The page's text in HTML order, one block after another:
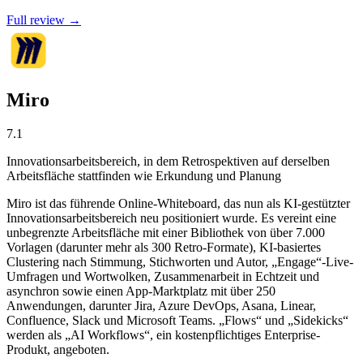
Full review →
Miro
7.1
Innovationsarbeitsbereich, in dem Retrospektiven auf derselben
Arbeitsfläche stattfinden wie Erkundung und Planung
Miro ist das führende Online-Whiteboard, das nun als KI-gestützter
Innovationsarbeitsbereich neu positioniert wurde. Es vereint eine
unbegrenzte Arbeitsfläche mit einer Bibliothek von über 7.000
Vorlagen (darunter mehr als 300 Retro-Formate), KI-basiertes
Clustering nach Stimmung, Stichworten und Autor, „Engage“-Live-
Umfragen und Wortwolken, Zusammenarbeit in Echtzeit und
asynchron sowie einen App-Marktplatz mit über 250
Anwendungen, darunter Jira, Azure DevOps, Asana, Linear,
Confluence, Slack und Microsoft Teams. „Flows“ und „Sidekicks“
werden als „AI Workflows“, ein kostenpflichtiges Enterprise-
Produkt, angeboten.